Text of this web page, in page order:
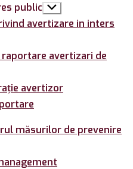
public Arată
submeniul
avertizare in inters
avertizari de
avertizor
măsurilor de prevenire